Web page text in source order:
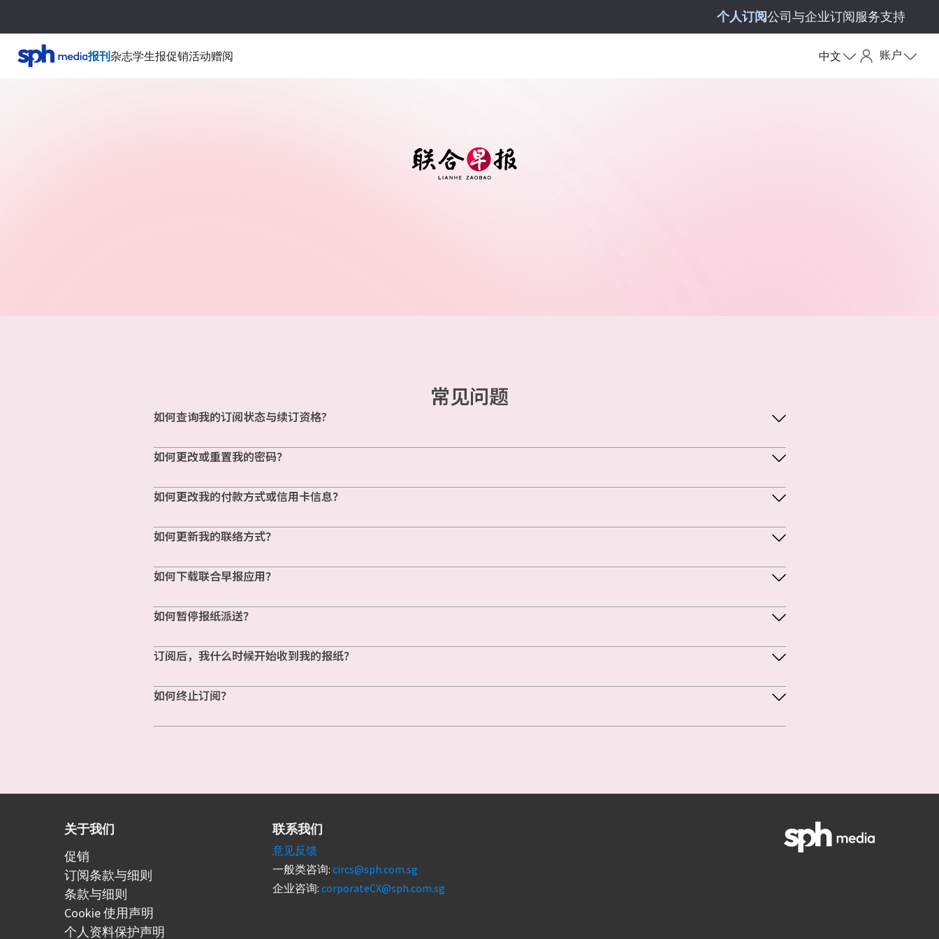
个人订阅公司与企业订阅服务支持
报刊杂志学生报促销活动赠阅 中文 账户
常见问题
如何查询我的订阅状态与续订资格?
如何更改或重置我的密码？
如何更改我的付款方式或信用卡信息？
如何更新我的联络方式？
如何下载联合早报应用？
如何暂停报纸派送？
订阅后，我什么时候开始收到我的报纸？
如何终止订阅？
关于我们
促销
订阅条款与细则
条款与细则
Cookie 使用声明
个人资料保护声明
联系我们
意见反馈
一般类咨询: circs@sph.com.sg
企业咨询: corporateCX@sph.com.sg